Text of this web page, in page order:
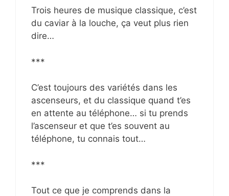
Trois heures de musique classique, c’est
du caviar à la louche, ça veut plus rien
dire…
***
C’est toujours des variétés dans les
ascenseurs, et du classique quand t’es
en attente au téléphone… si tu prends
l’ascenseur et que t’es souvent au
téléphone, tu connais tout…
***
Tout ce que je comprends dans la